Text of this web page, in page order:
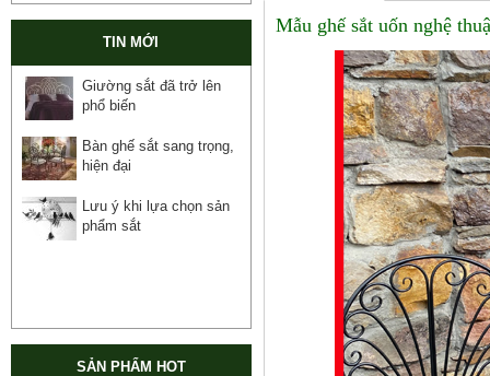
TIN MỚI
Giường sắt đã trở lên
phổ biến
Bàn ghế sắt sang trọng,
hiện đại
Lưu ý khi lựa chọn sản
phẩm sắt
SẢN PHẨM HOT
Mẫu ghế sắt uốn nghệ